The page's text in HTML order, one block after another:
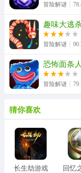
冒险解谜
趣味大逃
冒险解谜
恐怖面条
冒险解谜
猜你喜欢
长生劫游戏
回忆